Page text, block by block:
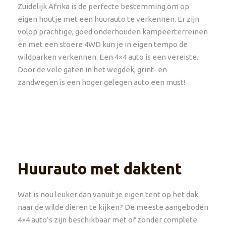
Zuidelijk Afrika is de perfecte bestemming om op
eigen houtje met een huurauto te verkennen. Er zijn
volop prachtige, goed onderhouden kampeerterreinen
en met een stoere 4WD kun je in eigen tempo de
wildparken verkennen. Een 4×4 auto is een vereiste.
Door de vele gaten in het wegdek, grint- en
zandwegen is een hoger gelegen auto een must!
Huurauto met daktent
Wat is nou leuker dan vanuit je eigen tent op het dak
naar de wilde dieren te kijken? De meeste aangeboden
4×4 auto’s zijn beschikbaar met of zonder complete